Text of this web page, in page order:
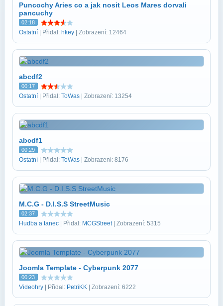
Puncochy Aries co a jak nosit Leos Mares dorvali
pancuchy
02:18
Ostatní | Přidal: hkey | Zobrazení: 12464
abcdf2
00:17
Ostatní | Přidal: ToWas | Zobrazení: 13254
abcdf1
00:29
Ostatní | Přidal: ToWas | Zobrazení: 8176
M.C.G - D.I.S.S StreetMusic
02:37
Hudba a tanec | Přidal: MCGStreet| Zobrazení: 5315
Joomla Template - Cyberpunk 2077
00:23
Videohry | Přidal: PetriKK | Zobrazení: 6222